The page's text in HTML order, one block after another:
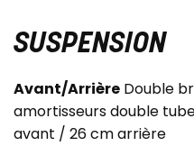
SUSPENSION
Avant/Arrière Double
amortisseurs double
avant / 26 cm arrière